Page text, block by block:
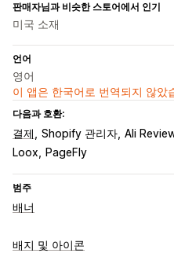
판매자님과 비슷한 스토어에서 인기
미국 소재
언어
영어
이 앱은 한국어로 번역되지 않았
다음과 호환:
결제 Shopify 관리자 Ali
Loox
PageFly
범주
배너
배너 유형
배지 및 아이콘